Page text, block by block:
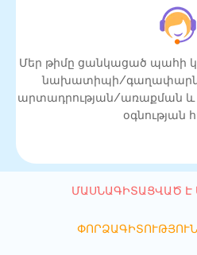
Մեր թիմը ցանկացած պահի
նախատիպի/
արտադրության/առաքման և
օգնության
ՄԱՍՆԱԳԻՏԱՑՎԱԾ Է